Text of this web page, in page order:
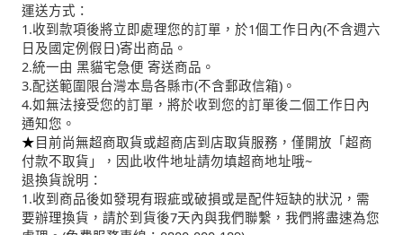
運送方式：
1.收到款項後將立即處理您的訂單，於1個工作日內(不含週六
日及國定例假日)寄出商品。
2.統一由 黑貓宅急便 寄送商品。
3.配送範圍限台灣本島各縣市(不含郵政信箱)。
4.如無法接受您的訂單，將於收到您的訂單後二個工作日內
通知您。
★目前尚無超商取貨或超商店到店取貨服務，僅開放「超商
付款不取貨」，因此收件地址請勿填超商地址哦~
退換貨說明：
1.收到商品後如發現有瑕疵或破損或是配件短缺的狀況，需
要辦理換貨，請於到貨後7天內與我們聯繫，我們將盡速為您